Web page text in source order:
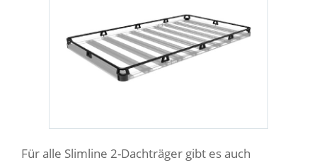
Für alle Slimline 2-Dachträger gibt es auch